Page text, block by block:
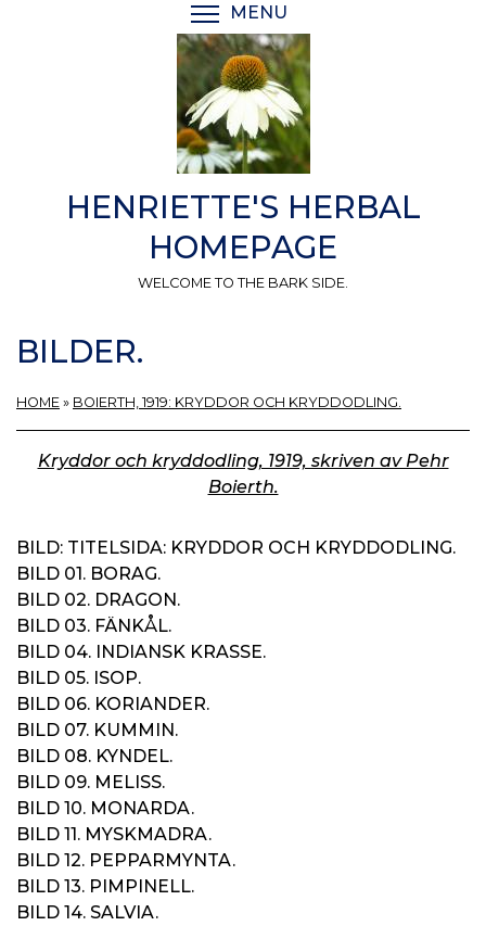
MENU
HENRIETTE'S HERBAL
HOMEPAGE
WELCOME TO THE BARK SIDE.
BILDER.
HOME » BOIERTH, 1919: KRYDDOR OCH KRYDDODLING.
Kryddor och kryddodling, 1919, skriven av Pehr
Boierth.
BILD: TITELSIDA: KRYDDOR OCH KRYDDODLING.
BILD 01. BORAG.
BILD 02. DRAGON.
BILD 03. FÄNKÅL.
BILD 04. INDIANSK KRASSE.
BILD 05. ISOP.
BILD 06. KORIANDER.
BILD 07. KUMMIN.
BILD 08. KYNDEL.
BILD 09. MELISS.
BILD 10. MONARDA.
BILD 11. MYSKMADRA.
BILD 12. PEPPARMYNTA.
BILD 13. PIMPINELL.
BILD 14. SALVIA.